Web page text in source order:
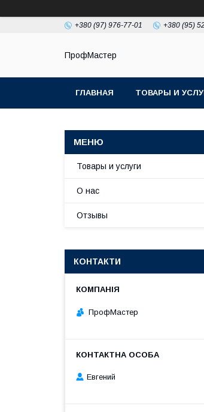
+380 (97) 976-77-01 +380 (95)
ПрофМастер
ГЛАВНАЯ ТОВАРЫ И
Товары и услуги
О нас
Отзывы
КОНТАКТИ
ПрофМастер
Евгений